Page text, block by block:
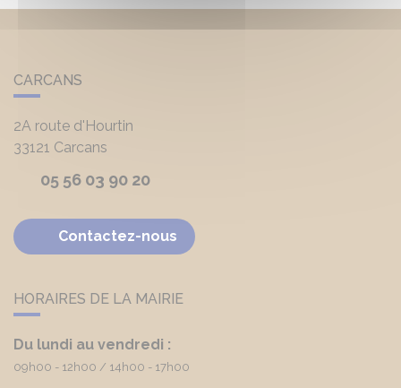
CARCANS
2A route d'Hourtin
33121 Carcans
05 56 03 90 20
Contactez-nous
HORAIRES DE LA MAIRIE
Du lundi au vendredi :
09h00 - 12h00 14h00 - 17h00